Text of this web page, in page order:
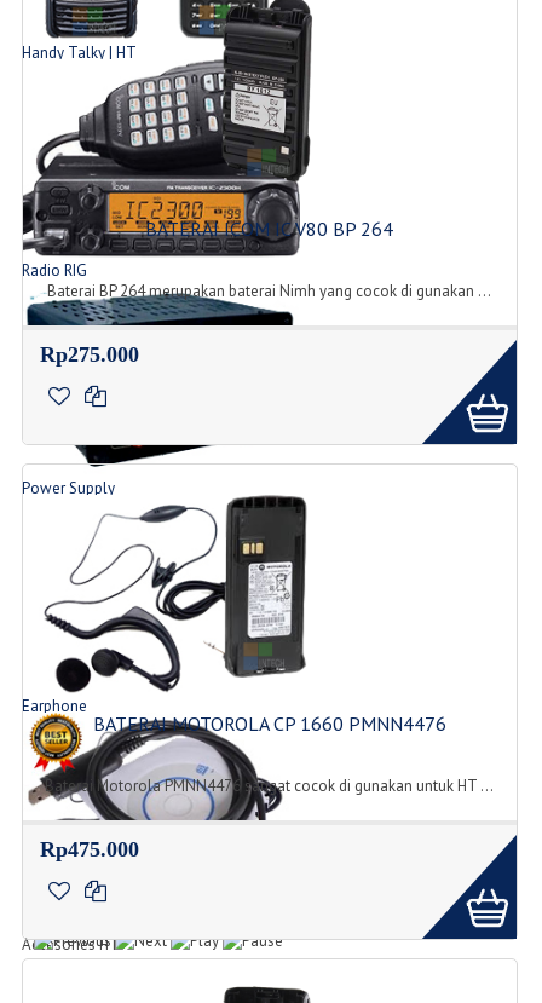
Handy Talky | HT
Radio RIG
List Produk Radio
Power Supply
Produk Power Supply
Earphone
Jenis Tipe Earphone
Accesories HT
BATERAI ICOM IC V80 BP 264
Baterai BP 264 merupakan baterai Nimh yang cocok di gunakan ...
Rp275.000
BATERAI MOTOROLA CP 1660 PMNN4476
Baterai Motorola PMNN4476 sangat cocok di gunakan untuk HT ...
Rp475.000